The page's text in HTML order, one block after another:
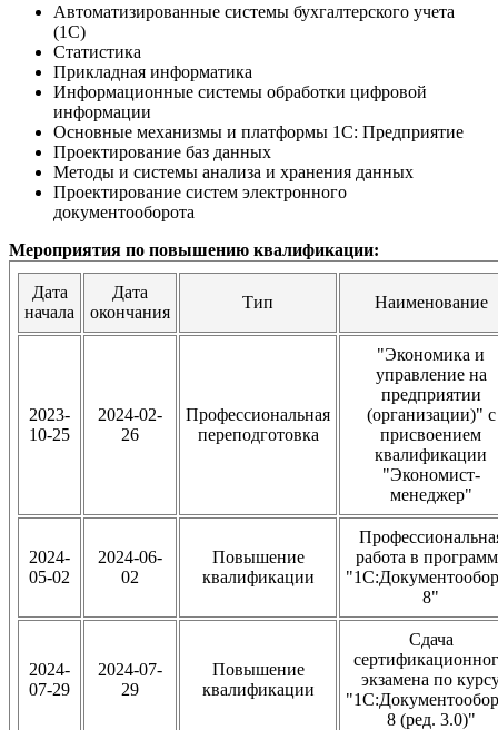
Автоматизированные системы бухгалтерского учета
(1С)
Статистика
Прикладная информатика
Информационные системы обработки цифровой
информации
Основные механизмы и платформы 1С: Предприятие
Проектирование баз данных
Методы и системы анализа и хранения данных
Проектирование систем электронного
документооборота
Мероприятия по повышению квалификации:
Дата
начала
Дата
окончания
Тип Наименование
2023-
10-25
2024-02-
26
Профессиональная
переподготовка
"Экономика и
управление на
предприятии
(организации)" с
присвоением
квалификации
"Экономист-
менеджер"
2024-
05-02
2024-06-
02
Повышение
квалификации
работа в
8"
2024-
07-29
2024-07-
29
Повышение
квалификации
Сдача
экзамена по
8 (ред. 3.0)"